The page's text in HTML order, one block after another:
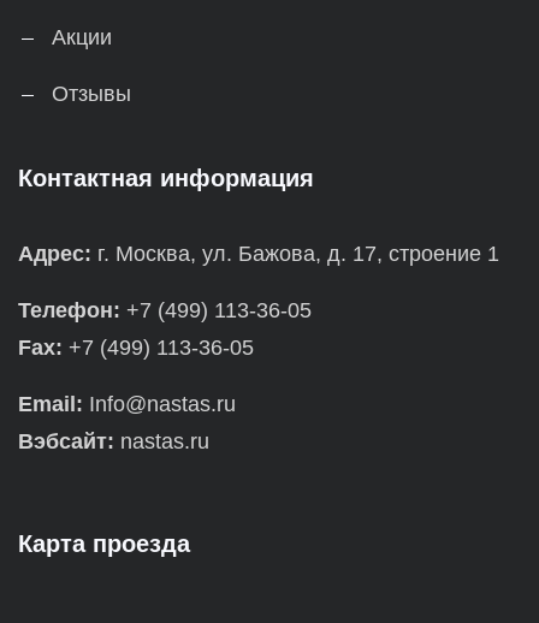
Акции
Отзывы
Контактная информация
Адрес: г. Москва, ул. Бажова, д. 17, строение 1
Телефон: +7 (499) 113-36-05
Fax: +7 (499) 113-36-05
Email: Info@nastas.ru
Вэбсайт: nastas.ru
Карта проезда